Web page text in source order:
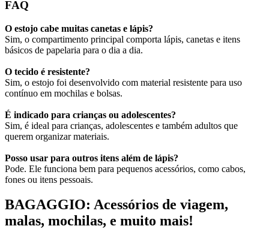
FAQ
O estojo cabe muitas canetas e lápis?
Sim, o compartimento principal comporta lápis, canetas e itens
básicos de papelaria para o dia a dia.
O tecido é resistente?
Sim, o estojo foi desenvolvido com material resistente para uso
contínuo em mochilas e bolsas.
É indicado para crianças ou adolescentes?
Sim, é ideal para crianças, adolescentes e também adultos que
querem organizar materiais.
Posso usar para outros itens além de lápis?
Pode. Ele funciona bem para pequenos acessórios, como cabos,
fones ou itens pessoais.
BAGAGGIO: Acessórios de viagem,
malas, mochilas, e muito mais!